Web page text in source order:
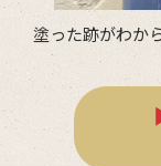
塗った跡がわか